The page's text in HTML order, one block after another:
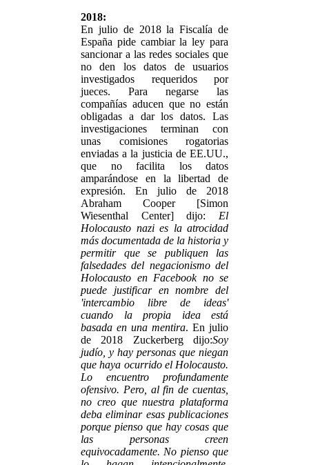
2018:
En julio de 2018 la Fiscalía de
España pide cambiar la ley para
sancionar a las redes sociales que
no den los datos de usuarios
investigados requeridos por
jueces. Para negarse las
compañías aducen que no están
obligadas a dar los datos. Las
investigaciones terminan con
unas comisiones rogatorias
enviadas a la justicia de EE.UU.,
que no facilita los datos
amparándose en la libertad de
expresión. En julio de 2018
Abraham Cooper [Simon
Wiesenthal Center] dijo: El
Holocausto nazi es la atrocidad
más documentada de la historia y
permitir que se publiquen las
falsedades del negacionismo del
Holocausto en Facebook no se
puede justificar en nombre del
'intercambio libre de ideas'
cuando la propia idea está
basada en una mentira. En julio
de 2018 Zuckerberg dijo:Soy
judío, y hay personas que niegan
que haya ocurrido el Holocausto.
Lo encuentro profundamente
ofensivo. Pero, al fin de cuentas,
no creo que nuestra plataforma
deba eliminar esas publicaciones
porque pienso que hay cosas que
las personas creen
equivocadamente. No pienso que